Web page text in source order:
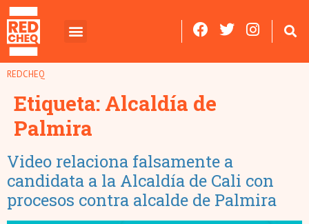
REDCHEQ
Etiqueta: Alcaldía de
Palmira
Video relaciona falsamente a
candidata a la Alcaldía de Cali con
procesos contra alcalde de Palmira